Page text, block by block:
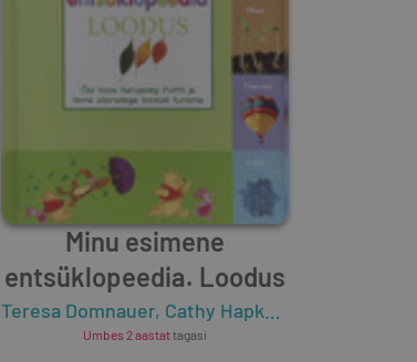
Minu esimene
entsüklopeedia. Loodus
Teresa Domnauer, Cathy Hapka
Umbes 2 aastattagasi